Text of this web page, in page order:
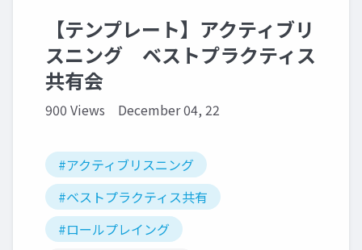
【テンプレート】アクティブリ
スニング ベストプラクティス
共有会
900 Views December 04, 22
#アクティブリスニング
#ベストプラクティス共有
#ロールプレイング